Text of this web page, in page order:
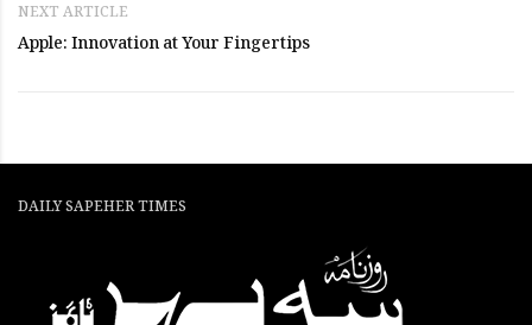
NEXT ARTICLE
Apple: Innovation at Your Fingertips
DAILY SAPEHER TIMES